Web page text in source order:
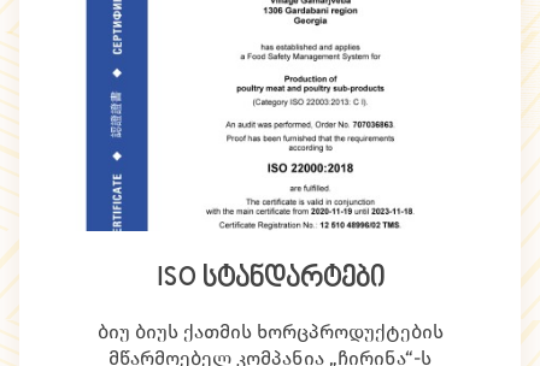
ISO სტანდარტები
ბიუ ბიუს ქათმის ხორცპროდუქტების
მწარმოებელ კომპანია „ჩირინა“-ს